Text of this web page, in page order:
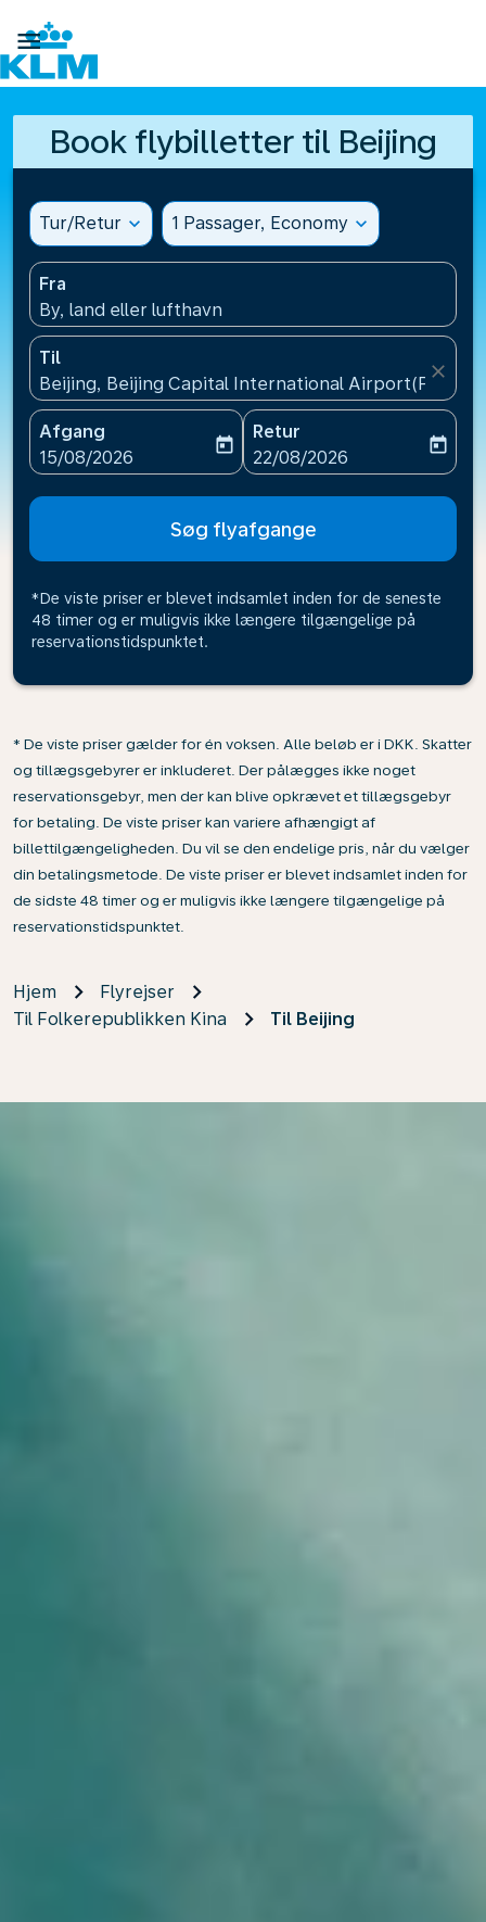

Book flybilletter til Beijing
Tur/Retur expand_more 1 Passager, Economy expand_more
Fra
By, land eller lufthavn
Til
Beijing, Beijing Capital International Airport(PEK),
close
Afgang
fc-booking-departure-date-aria-label
15/08/2026
today
Retur
fc-booking-return-date-
22/08/2026
today
Søg flyafgange
*De viste priser er blevet indsamlet inden for de seneste
48 timer og er muligvis ikke længere tilgængelige på
reservationstidspunktet.
* De viste priser gælder for én voksen. Alle beløb er i DKK. Skatter
og tillægsgebyrer er inkluderet. Der pålægges ikke noget
reservationsgebyr, men der kan blive opkrævet et tillægsgebyr
for betaling. De viste priser kan variere afhængigt af
billettilgængeligheden. Du vil se den endelige pris, når du vælger
din betalingsmetode. De viste priser er blevet indsamlet inden for
de sidste 48 timer og er muligvis ikke længere tilgængelige på
reservationstidspunktet.
Hjem
Flyrejser
Til Folkerepublikken Kina
Til Beijing